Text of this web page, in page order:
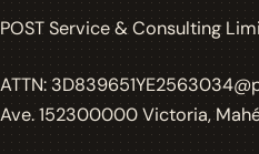
POST Service & Consulting
ATTN:
Ave. 152300000 Victoria,